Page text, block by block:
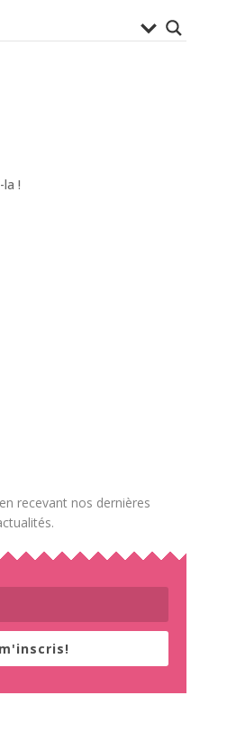
!
recevant nos dernières